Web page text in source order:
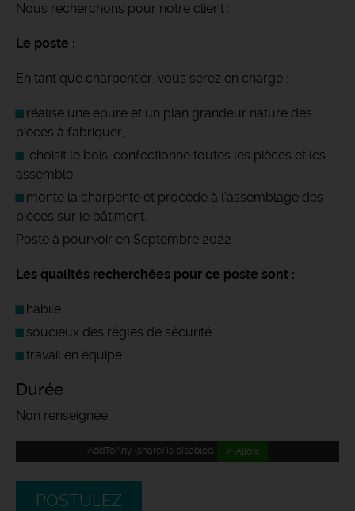
Nous recherchons pour notre client :
Le poste :
En tant que charpentier, vous serez en charge :
réalise une épure et un plan grandeur nature des
pièces à fabriquer,
choisit le bois, confectionne toutes les pièces et les
assemble.
monte la charpente et procède à l’assemblage des
pièces sur le bâtiment.
Poste à pourvoir en Septembre 2022
Les qualités recherchées pour ce poste sont :
habile
soucieux des règles de sécurité
travail en équipe
Durée
Non renseignée
AddToAny (share) is disabled. ✓ Allow
POSTULEZ